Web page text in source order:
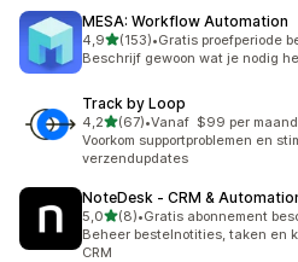
MESA: Workflow Automation
4,9van 5 sterren
(153)
153 recensies in totaal
•Gratis proefperiode
Beschrijf gewoon wat je nodig
Track by Loop
4,2van 5 sterren
(67)
67 recensies in totaal
•Vanaf $99 per maand
Voorkom supportproblemen en
verzendupdates
NoteDesk ‑ CRM &
5,0van 5 sterren
(8)
8 recensies in totaal
•Gratis abonnement
Beheer bestelnotities, taken en
CRM